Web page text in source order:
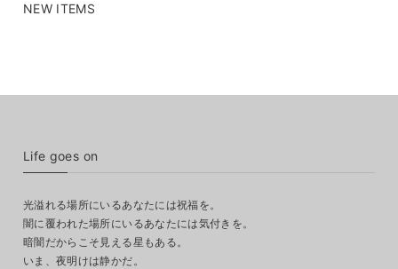
NEW ITEMS
Life goes on
光溢れる場所にいるあなたには祝福を。
闇に覆われた場所にいるあなたには気付きを。
暗闇だからこそ見える星もある。
いま、夜明けは静かだ。